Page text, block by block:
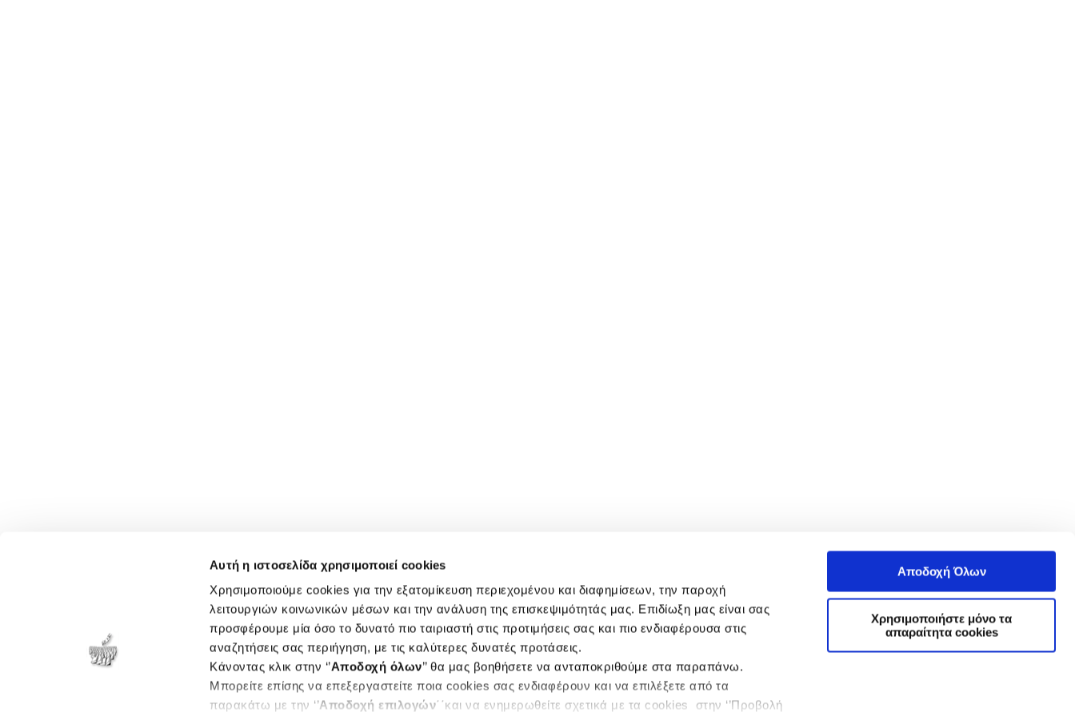
Αυτή η ιστοσελίδα χρησιμοποιεί cookies
Χρησιμοποιούμε cookies για την εξατομίκευση περιεχομένου και διαφημίσεων, την παροχή
λειτουργιών κοινωνικών μέσων και την ανάλυση της επισκεψιμότητάς μας. Επιδίωξη μας είναι σας
προσφέρουμε μία όσο το δυνατό πιο ταιριαστή στις προτιμήσεις σας και πιο ενδιαφέρουσα στις
αναζητήσεις σας περιήγηση, με τις καλύτερες δυνατές προτάσεις.
Κάνοντας κλικ στην ‘’Αποδοχή όλων’’ θα μας βοηθήσετε να ανταποκριθούμε στα παραπάνω.
Μπορείτε επίσης να επεξεργαστείτε ποια cookies σας ενδιαφέρουν και να επιλέξετε από τα
παρακάτω με την ‘’Αποδοχή επιλογών΄΄και να ενημερωθείτε σχετικά με τα cookies στην ‘’Προβολή
Αποδοχή Όλων
Χρησιμοποιήστε μόνο τα
απαραίτητα cookies